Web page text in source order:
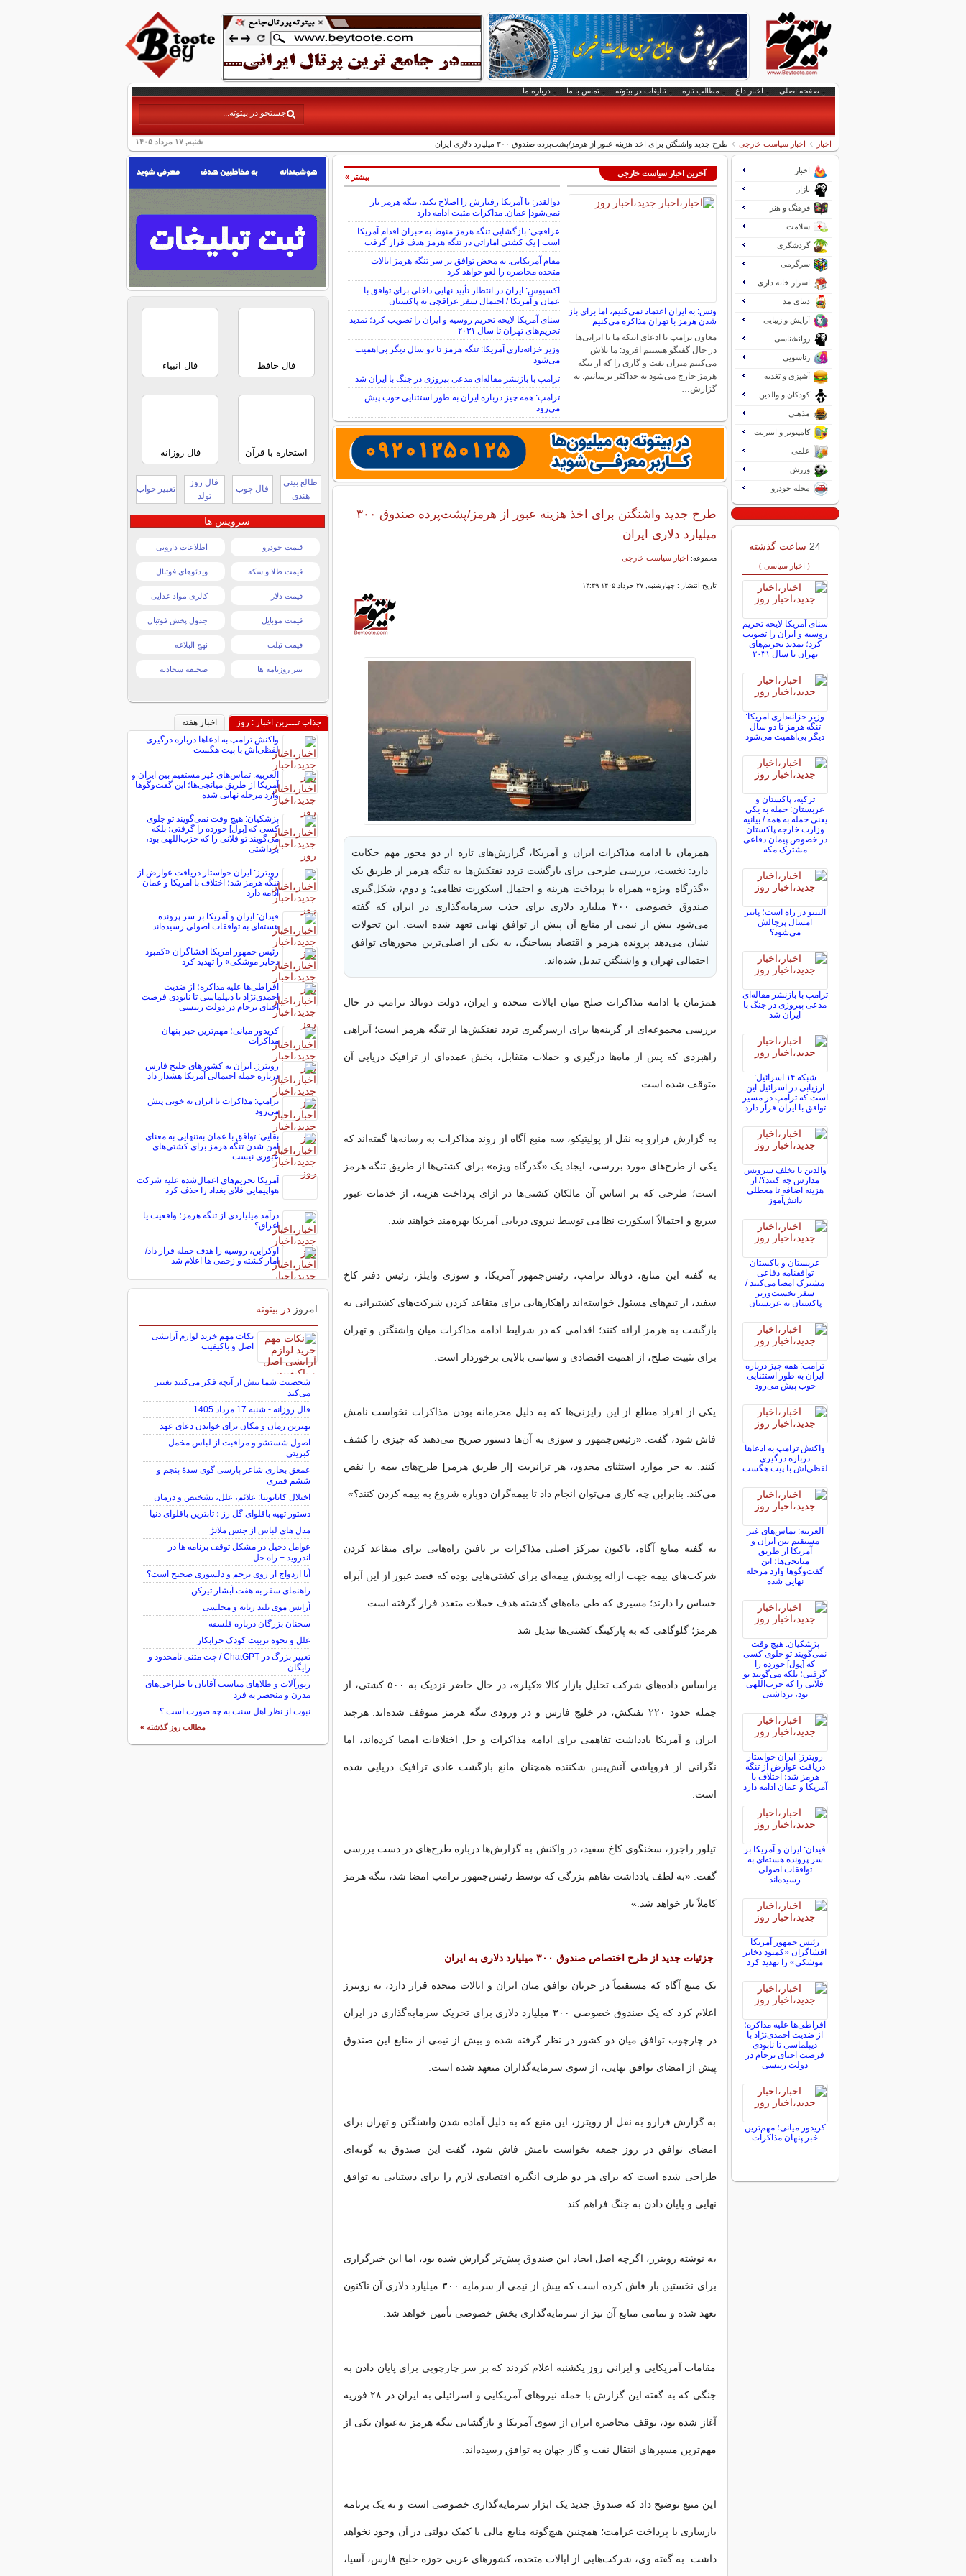
صفحه اصلی اخبار داغ مطالب تازه تبلیغات در بیتوته تماس با ما درباره ما
شنبه, ۱۷ مرداد ۱۴۰۵ اخبار اخبار سیاست خارجی طرح جدید واشنگتن برای اخذ هزینه عبور از هرمز/پشت‌پرده صندوق ۳۰۰ میلیارد دلاری ایران
آخرین اخبار سیاست خارجی
ونس: به ایران اعتماد نمی‌کنیم، اما برای باز
شدن هرمز با تهران مذاکره می‌کنیم
معاون ترامپ با ادعای اینکه ما با ایرانی‌ها
در حال گفتگو هستیم افزود: ما تلاش
می‌کنیم میزان نفت و گازی را که از تنگه
هرمز خارج می‌شود به حداکثر برسانیم. به
گزارش…
ذوالقدر: تا آمریکا رفتارش را اصلاح نکند، تنگه هرمز باز
نمی‌شود| عمان: مذاکرات مثبت ادامه دارد
عراقچی: بازگشایی تنگه هرمز منوط به جبران اقدام آمریکا
است | یک کشتی اماراتی در تنگه هرمز هدف قرار گرفت
مقام آمریکایی: به محض توافق بر سر تنگه هرمز ایالات
متحده محاصره را لغو خواهد کرد
اکسیوس: ایران در انتظار تأیید نهایی داخلی برای توافق با
عمان و آمریکا / احتمال سفر عراقچی به پاکستان
سنای آمریکا لایحه تحریم روسیه و ایران را تصویب کرد؛ تمدید
تحریم‌های تهران تا سال ۲۰۳۱
وزیر خزانه‌داری آمریکا: تنگه هرمز تا دو سال دیگر بی‌اهمیت
می‌شود
ترامپ با بازنشر مقاله‌ای مدعی پیروزی در جنگ با ایران شد
ترامپ: همه چیز درباره ایران به طور استثنایی خوب پیش
می‌رود
بیشتر »
طرح جدید واشنگتن برای اخذ هزینه عبور از هرمز/پشت‌پرده صندوق ۳۰۰
میلیارد دلاری ایران
مجموعه: اخبار سیاست خارجی
تاریخ انتشار : چهارشنبه, ۲۷ خرداد ۱۴۰۵ ۱۴:۴۹
همزمان با ادامه مذاکرات ایران و آمریکا، گزارش‌های تازه از دو محور مهم حکایت
دارد: نخست، بررسی طرحی برای بازگشت تردد نفتکش‌ها به تنگه هرمز از طریق یک
«گذرگاه ویژه» همراه با پرداخت هزینه و احتمال اسکورت نظامی؛ و دوم، شکل‌گیری
صندوق خصوصی ۳۰۰ میلیارد دلاری برای جذب سرمایه‌گذاری در ایران که گفته
می‌شود بیش از نیمی از منابع آن پیش از توافق نهایی تعهد شده است. این تحولات
نشان می‌دهد پرونده هرمز و اقتصاد پساجنگ، به یکی از اصلی‌ترین محورهای توافق
احتمالی تهران و واشنگتن تبدیل شده‌اند.
همزمان با ادامه مذاکرات صلح میان ایالات متحده و ایران، دولت دونالد ترامپ در حال
بررسی مجموعه‌ای از گزینه‌ها برای ازسرگیری تردد نفتکش‌ها از تنگه هرمز است؛ آبراهی
راهبردی که پس از ماه‌ها درگیری و حملات متقابل، بخش عمده‌ای از ترافیک دریایی آن
متوقف شده است.
به گزارش فرارو به نقل از پولیتیکو، سه منبع آگاه از روند مذاکرات به رسانه‌ها گفته‌اند که
یکی از طرح‌های مورد بررسی، ایجاد یک «گذرگاه ویژه» برای کشتی‌ها از طریق تنگه هرمز
است؛ طرحی که بر اساس آن مالکان کشتی‌ها در ازای پرداخت هزینه، از خدمات عبور
سریع و احتمالاً اسکورت نظامی توسط نیروی دریایی آمریکا بهره‌مند خواهند شد.
به گفته این منابع، دونالد ترامپ، رئیس‌جمهور آمریکا، و سوزی وایلز، رئیس دفتر کاخ
سفید، از تیم‌های مسئول خواسته‌اند راهکارهایی برای متقاعد کردن شرکت‌های کشتیرانی به
بازگشت به هرمز ارائه کنند؛ اقدامی که در شرایط ادامه مذاکرات میان واشنگتن و تهران
برای تثبیت صلح، از اهمیت اقتصادی و سیاسی بالایی برخوردار است.
یکی از افراد مطلع از این رایزنی‌ها که به دلیل محرمانه بودن مذاکرات نخواست نامش
فاش شود، گفت: «رئیس‌جمهور و سوزی به آن‌ها دستور صریح می‌دهند که چیزی را کشف
کنند. به جز موارد استثنای محدود، هر ترانزیت [از طریق هرمز] طرح‌های بیمه را نقض
می‌کند. بنابراین چه کاری می‌توان انجام داد تا بیمه‌گران دوباره شروع به بیمه کردن کنند؟»
به گفته منابع آگاه، تاکنون تمرکز اصلی مذاکرات بر یافتن راه‌هایی برای متقاعد کردن
شرکت‌های بیمه جهت ارائه پوشش بیمه‌ای برای کشتی‌هایی بوده که قصد عبور از این آبراه
حساس را دارند؛ مسیری که طی ماه‌های گذشته هدف حملات متعدد قرار گرفته است.
هرمز؛ گلوگاهی که به پارکینگ کشتی‌ها تبدیل شد
براساس داده‌های شرکت تحلیل بازار کالا «کپلر»، در حال حاضر نزدیک به ۵۰۰ کشتی، از
جمله حدود ۲۲۰ نفتکش، در خلیج فارس و در ورودی تنگه هرمز متوقف شده‌اند. هرچند
ایران و آمریکا یادداشت تفاهمی برای ادامه مذاکرات و حل اختلافات امضا کرده‌اند، اما
نگرانی از فروپاشی آتش‌بس شکننده همچنان مانع بازگشت عادی ترافیک دریایی شده
است.
تیلور راجرز، سخنگوی کاخ سفید، در واکنش به گزارش‌ها درباره طرح‌های در دست بررسی
گفت: «به لطف یادداشت تفاهم بزرگی که توسط رئیس‌جمهور ترامپ امضا شد، تنگه هرمز
کاملاً باز خواهد شد.»
جزئیات جدید از طرح اختصاص صندوق ۳۰۰ میلیارد دلاری به ایران
یک منبع آگاه که مستقیماً در جریان توافق میان ایران و ایالات متحده قرار دارد، به رویترز
اعلام کرد که یک صندوق خصوصی ۳۰۰ میلیارد دلاری برای تحریک سرمایه‌گذاری در ایران
در چارچوب توافق میان دو کشور در نظر گرفته شده و بیش از نیمی از منابع این صندوق
پیش از امضای توافق نهایی، از سوی سرمایه‌گذاران متعهد شده است.
به گزارش فرارو به نقل از رویترز، این منبع که به دلیل آماده شدن واشنگتن و تهران برای
امضای توافق در روز جمعه نخواست نامش فاش شود، گفت این صندوق به گونه‌ای
طراحی شده است که برای هر دو طرف انگیزه اقتصادی لازم را برای دستیابی به توافق
نهایی و پایان دادن به جنگ فراهم کند.
به نوشته رویترز، اگرچه اصل ایجاد این صندوق پیش‌تر گزارش شده بود، اما این خبرگزاری
برای نخستین بار فاش کرده است که بیش از نیمی از سرمایه ۳۰۰ میلیارد دلاری آن تاکنون
تعهد شده و تمامی منابع آن نیز از سرمایه‌گذاری بخش خصوصی تأمین خواهد شد.
مقامات آمریکایی و ایرانی روز یکشنبه اعلام کردند که بر سر چارچوبی برای پایان دادن به
جنگی که به گفته این گزارش با حمله نیروهای آمریکایی و اسرائیلی به ایران در ۲۸ فوریه
آغاز شده بود، توقف محاصره ایران از سوی آمریکا و بازگشایی تنگه هرمز به‌عنوان یکی از
مهم‌ترین مسیرهای انتقال نفت و گاز جهان به توافق رسیده‌اند.
این منبع توضیح داد که صندوق جدید یک ابزار سرمایه‌گذاری خصوصی است و نه یک برنامه
بازسازی یا پرداخت غرامت؛ همچنین هیچ‌گونه منابع مالی یا کمک دولتی در آن وجود نخواهد
داشت. به گفته وی، شرکت‌هایی از ایالات متحده، کشورهای عربی حوزه خلیج فارس، آسیا،
اخبار
بازار
فرهنگ و هنر
سلامت
گردشگری
سرگرمی
اسرار خانه داری
دنیای مد
آرایش و زیبایی
روانشناسی
زناشویی
آشپزی و تغذیه
کودکان و والدین
مذهبی
کامپیوتر و اینترنت
علمی
ورزش
مجله خودرو
24 ساعت گذشته
( اخبار سیاسی )
سنای آمریکا لایحه تحریم
روسیه و ایران را تصویب
کرد؛ تمدید تحریم‌های
تهران تا سال ۲۰۳۱
وزیر خزانه‌داری آمریکا:
تنگه هرمز تا دو سال
دیگر بی‌اهمیت می‌شود
ترکیه، پاکستان و
عربستان: حمله به یکی
یعنی حمله به همه / بیانیه
وزارت خارجه پاکستان
در خصوص پیمان دفاعی
مشترک مکه
النینو در راه است؛ پاییز
امسال پرچالش
می‌شود؟
ترامپ با بازنشر مقاله‌ای
مدعی پیروزی در جنگ با
ایران شد
شبکه ۱۴ اسرائیل:
ارزیابی در اسرائیل این
است که ترامپ در مسیر
توافق با ایران قرار دارد
والدین با تخلف سرویس
مدارس چه کنند؟/ از
هزینه اضافه تا معطلی
دانش‌آموز
عربستان و پاکستان
توافقنامه دفاعی
مشترک امضا می‌کنند /
سفر نخست‌وزیر
پاکستان به عربستان
ترامپ: همه چیز درباره
ایران به طور استثنایی
خوب پیش می‌رود
واکنش ترامپ به ادعاها
درباره درگیری
لفظی‌اش با پیت هگست
العربیه: تماس‌های غیر
مستقیم بین ایران و
آمریکا از طریق
میانجی‌ها؛ این
گفت‌و‌گو‌ها وارد مرحله
نهایی شده
پزشکیان: هیچ وقت
نمی‌گویند تو جلوی کسی
که [پول] خورده را
گرفتی؛ بلکه می‌گویند تو
فلانی را که حزب‌اللهی
بود، برداشتی
رویترز: ایران خواستار
دریافت عوارض از تنگه
هرمز شد؛ اختلاف با
آمریکا و عمان ادامه دارد
فیدان: ایران و آمریکا بر
سر پرونده هسته‌ای به
توافقات اصولی
رسیده‌اند
رئیس جمهور آمریکا
افشاگران «کمبود ذخایر
موشکی» را تهدید کرد
افراطی‌ها علیه مذاکره؛
از ضدیت احمدی‌نژاد با
دیپلماسی تا نابودی
فرصت احیای برجام در
دولت رییسی
کریدور میانی؛ مهم‌ترین
خبر پنهان مذاکرات
فال حافظ فال انبیاء
استخاره با قرآن فال روزانه
طالع بینی
هندی
فال چوب
فال روز
تولد
تعبیر خواب
سرویس ها
قیمت خودرو اطلاعات دارویی
قیمت طلا و سکه ویدئوهای فوتبال
قیمت دلار کالری مواد غذایی
قیمت موبایل جدول پخش فوتبال
قیمت تبلت نهج البلاغه
تیتر روزنامه ها صحیفه سجادیه
جذاب تـــرین اخبار : روز
اخبار هفته
واکنش ترامپ به ادعاها درباره درگیری
لفظی‌اش با پیت هگست
العربیه: تماس‌های غیر مستقیم بین ایران و
آمریکا از طریق میانجی‌ها؛ این گفت‌و‌گو‌ها
وارد مرحله نهایی شده
پزشکیان: هیچ وقت نمی‌گویند تو جلوی
کسی که [پول] خورده را گرفتی؛ بلکه
می‌گویند تو فلانی را که حزب‌اللهی بود،
برداشتی
رویترز: ایران خواستار دریافت عوارض از
تنگه هرمز شد؛ اختلاف با آمریکا و عمان
ادامه دارد
فیدان: ایران و آمریکا بر سر پرونده
هسته‌ای به توافقات اصولی رسیده‌اند
رئیس جمهور آمریکا افشاگران «کمبود
ذخایر موشکی» را تهدید کرد
افراطی‌ها علیه مذاکره؛ از ضدیت
احمدی‌نژاد با دیپلماسی تا نابودی فرصت
احیای برجام در دولت رییسی
کریدور میانی؛ مهم‌ترین خبر پنهان
مذاکرات
رویترز: ایران به کشورهای خلیج فارس
درباره حمله احتمالی آمریکا هشدار داد
ترامپ: مذاکرات با ایران به خوبی پیش
می‌رود
بقایی: توافق با عمان به‌تنهایی به معنای
امن شدن تنگه هرمز برای کشتی‌های
عبوری نیست
آمریکا تحریم‌های اعمال‌شده علیه شرکت
هواپیمایی فلای بغداد را حذف کرد
درآمد میلیاردی از تنگه هرمز؛ واقعیت یا
اغراق؟
اوکراین، روسیه را هدف حمله قرار داد/
آمار کشته و زخمی ها اعلام شد
امروز در بیتوته
نکات مهم خرید لوازم آرایشی
اصل و باکیفیت
شخصیت شما بیش از آنچه فکر می‌کنید تغییر
می‌کند
فال روزانه - شنبه 17 مرداد 1405
بهترین زمان و مکان برای خواندن دعای عهد
اصول شستشو و مراقبت از لباس مخمل
کبریتی
عمعق بخاری شاعر پارسی گوی سدهٔ پنجم و
ششم قمری
اختلال کاتاتونیا: علائم، علل، تشخیص و درمان
دستور تهیه باقلوای گل رز ؛ تاپترین باقلوای دنیا
مدل های لباس از جنس ملانژ
عوامل دخیل در مشکل توقف برنامه ها در
اندروید + راه حل
آیا ازدواج از روی ترحم و دلسوزی صحیح است؟
راهنمای سفر به هفت آبشار تیرکن
آرایش موی بلند زنانه و مجلسی
سخنان بزرگان درباره فلسفه
علل و نحوه تربیت کودک خرابکار
تغییر بزرگ در ChatGPT / چت متنی نامحدود و
رایگان
زیورآلات و طلاهای مناسب آقایان با طراحی‌های
مدرن و منحصر به فرد
نبوت از نظر اهل سنت به چه صورت است ؟
مطالب روز گذشته »